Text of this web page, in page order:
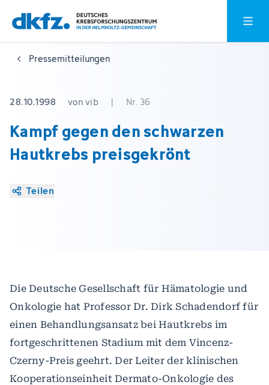
Zum
Hauptinhalt
springen
Zur
Fußzeile
springen
Pressemitteilungen
28.10.1998 von vib | Nr. 36
Kampf gegen den schwarzen
Hautkrebs preisgekrönt
Teilen
Die Deutsche Gesellschaft für Hämatologie und
Onkologie hat Professor Dr. Dirk Schadendorf für
einen Behandlungsansatz bei Hautkrebs im
fortgeschrittenen Stadium mit dem Vincenz-
Czerny-Preis geehrt. Der Leiter der klinischen
Kooperationseinheit Dermato-Onkologie des